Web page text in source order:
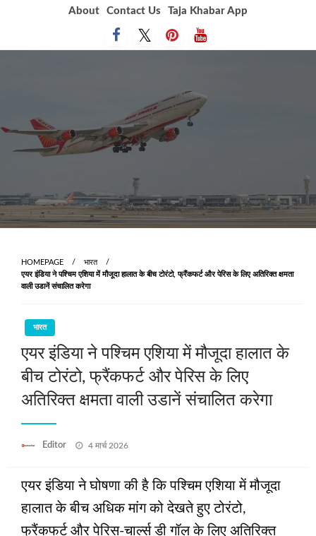
About Contact Us Taja Khabar App
HOMEPAGE
भारत
एयर इंडिया ने पश्चिम एशिया में मौजूदा हालात के बीच टोरंटो, फ्रैंकफर्ट और पेरिस के लिए अतिरिक्‍त क्षमता
वाली उडानें संचालित करेगा
भारत
एयर इंडिया ने पश्चिम एशिया में मौजूदा हालात के
बीच टोरंटो, फ्रैंकफर्ट और पेरिस के लिए
अतिरिक्‍त क्षमता वाली उडानें संचालित करेगा
Editor
Posted
4 मार्च 2026
एयर इंडिया ने घोषणा की है कि पश्चिम एशिया में मौजूदा
हालात के बीच अधिक मांग को देखते हुए टोरंटो,
फ्रैंकफर्ट और पेरिस-चार्ल्स डी गॉल के लिए अतिरिक्‍त